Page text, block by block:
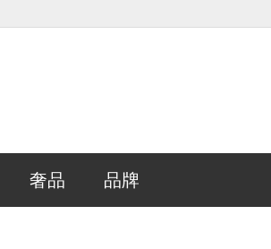
奢品 品牌